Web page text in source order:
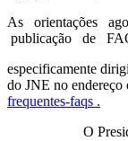
As orientações
publicação de
especificamente
do JNE no endereço
frequentes-faqs .
O